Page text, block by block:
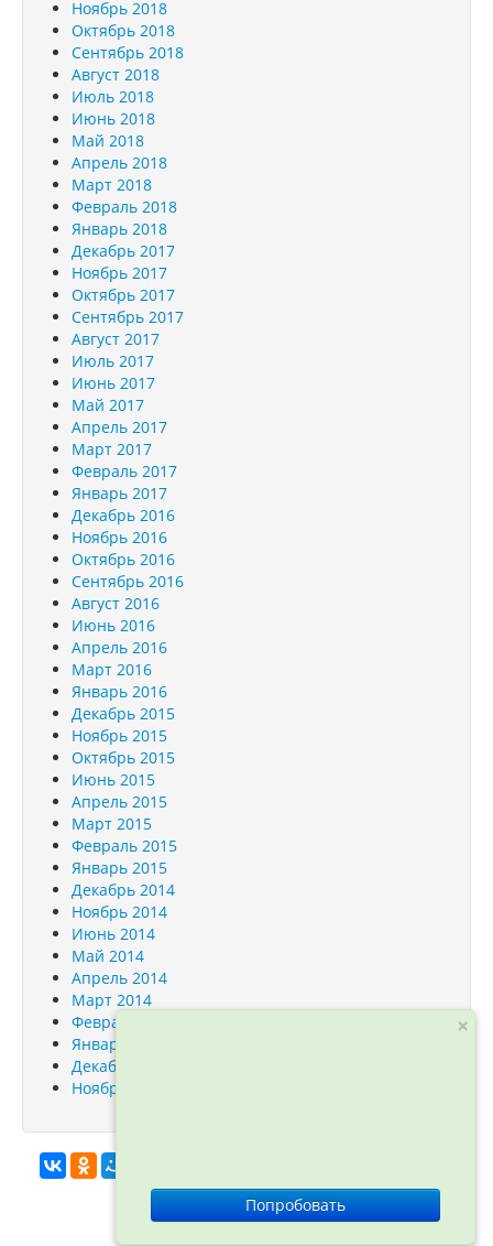
Ноябрь 2018
Октябрь 2018
Сентябрь 2018
Август 2018
Июль 2018
Июнь 2018
Май 2018
Апрель 2018
Март 2018
Февраль 2018
Январь 2018
Декабрь 2017
Ноябрь 2017
Октябрь 2017
Сентябрь 2017
Август 2017
Июль 2017
Июнь 2017
Май 2017
Апрель 2017
Март 2017
Февраль 2017
Январь 2017
Декабрь 2016
Ноябрь 2016
Октябрь 2016
Сентябрь 2016
Август 2016
Июнь 2016
Апрель 2016
Март 2016
Январь 2016
Декабрь 2015
Ноябрь 2015
Октябрь 2015
Июнь 2015
Апрель 2015
Март 2015
Февраль 2015
Январь 2015
Декабрь 2014
Ноябрь 2014
Июнь 2014
Май 2014
Апрель 2014
Март 2014
Февраль 2014
Январь 2014
Декабрь 2013
Ноябрь 2013
© ООО
«Орфограмматика», 2012—2026
×
Попробовать